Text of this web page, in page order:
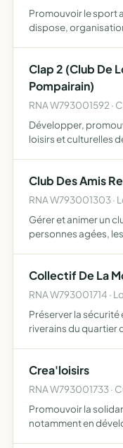
Promouvoir le sport
dispose,
e…
Clap 2 (Club De
Pompairain)
RNA W793001592 ·
Développer,
loisirs et culturelles
Club Des Amis
RNA W793001303 ·
Gérer et animer un
personnes agées,
Collectif De La
RNA W793001714 ·
Préserver la sécurité
riverains du quartier
Crea'loisirs
RNA W793001733 ·
Promouvoir la
notamment en